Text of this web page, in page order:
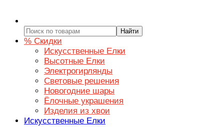
Найти
% Скидки
Искусственные Елки
Высотные Елки
Электрогирлянды
Световые решения
Новогодние шары
Ёлочные украшения
Изделия из хвои
Искусственные Елки